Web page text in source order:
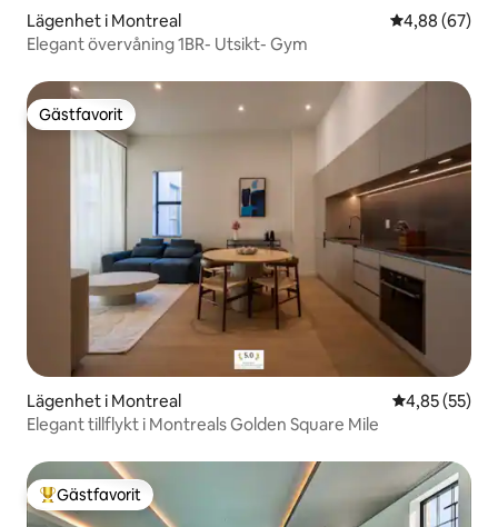
Lägenhet i Montreal 4,88 av 5 i
4,88 (67)
Elegant övervåning 1BR- Utsikt- Gym
Gästfavorit
Gästfavorit
Lägenhet i Montreal 4,85 av 5 i
4,85 (55)
Elegant tillflykt i Montreals Golden Square Mile
Populär gästfavorit
Gästfavorit